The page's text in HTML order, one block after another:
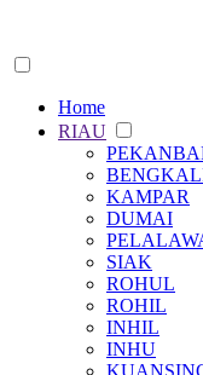
Home
RIAU
KAMPAR
DUMAI
SIAK
ROHUL
ROHIL
INHIL
INHU